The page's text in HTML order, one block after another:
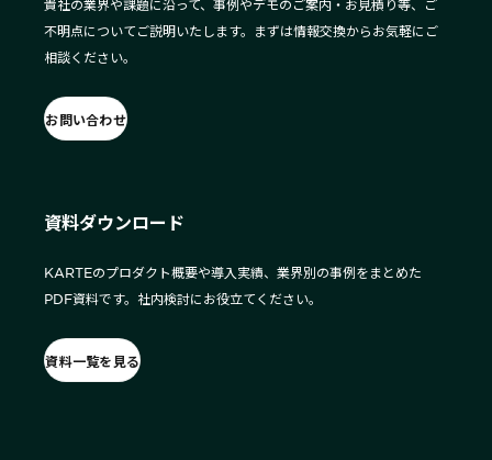
貴社の業界や課題に沿って、事例やデモのご案内・お見積り等、ご
不明点についてご説明いたします。まずは情報交換からお気軽にご
相談ください。
お問い合わせ
資料ダウンロード
KARTEのプロダクト概要や導入実績、業界別の事例をまとめた
PDF資料です。社内検討にお役立てください。
資料一覧を見る